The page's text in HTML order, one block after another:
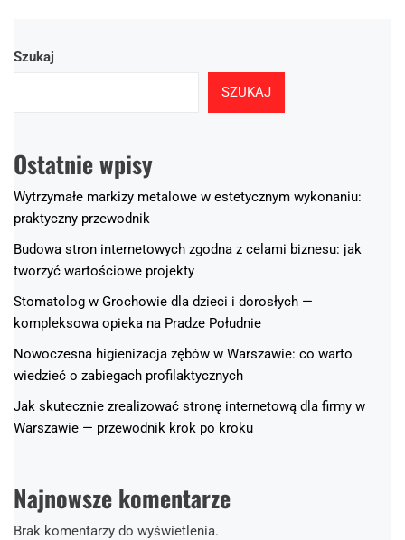
Szukaj
SZUKAJ
Ostatnie wpisy
Wytrzymałe markizy metalowe w estetycznym wykonaniu:
praktyczny przewodnik
Budowa stron internetowych zgodna z celami biznesu: jak
tworzyć wartościowe projekty
Stomatolog w Grochowie dla dzieci i dorosłych —
kompleksowa opieka na Pradze Południe
Nowoczesna higienizacja zębów w Warszawie: co warto
wiedzieć o zabiegach profilaktycznych
Jak skutecznie zrealizować stronę internetową dla firmy w
Warszawie — przewodnik krok po kroku
Najnowsze komentarze
Brak komentarzy do wyświetlenia.